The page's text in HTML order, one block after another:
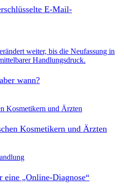
E-Mail-
wann?
Kosmetikern und Ärzten
„Online-Diagnose“